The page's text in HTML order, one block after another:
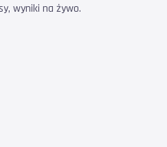
wyniki na żywo.